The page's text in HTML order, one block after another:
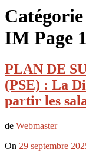
IM Page
PLAN DE
(PSE) : La
partir les
de Webmaster
On 29 septembre